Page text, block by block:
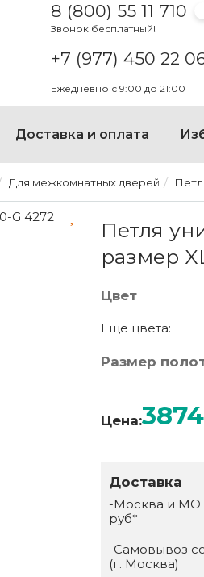
8 (800) 55 11 710
Звонок бесплатный!
+7 (977) 450 22
Ежедневно с 9:00 до 21:00
Доставка и оплата
Для межкомнатных дверей
Петля
размер
Цвет
Еще цвета:
Размер
Цена:3874
Доставка
-Москва и МО
руб*
-Самовывоз
(г. Москва)